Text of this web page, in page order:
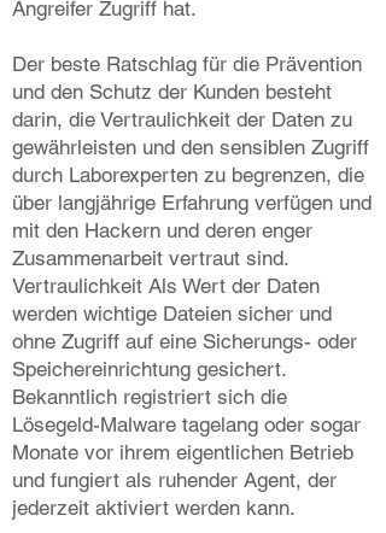
Angreifer Zugriff hat.
Der beste Ratschlag für die Prävention
und den Schutz der Kunden besteht
darin, die Vertraulichkeit der Daten zu
gewährleisten und den sensiblen Zugriff
durch Laborexperten zu begrenzen, die
über langjährige Erfahrung verfügen und
mit den Hackern und deren enger
Zusammenarbeit vertraut sind.
Vertraulichkeit Als Wert der Daten
werden wichtige Dateien sicher und
ohne Zugriff auf eine Sicherungs- oder
Speichereinrichtung gesichert.
Bekanntlich registriert sich die
Lösegeld-Malware tagelang oder sogar
Monate vor ihrem eigentlichen Betrieb
und fungiert als ruhender Agent, der
jederzeit aktiviert werden kann.